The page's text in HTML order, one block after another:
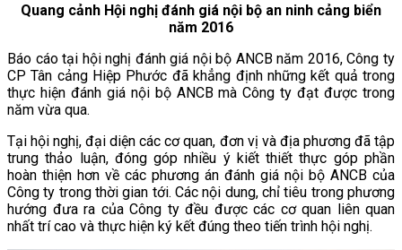
Quang cảnh Hội nghị đánh giá nội bộ an ninh cảng biển
năm 2016
Báo cáo tại hội nghị đánh giá nội bộ ANCB năm 2016, Công ty
CP Tân cảng Hiệp Phước đã khẳng định những kết quả trong
thực hiện đánh giá nội bộ ANCB mà Công ty đạt được trong
năm vừa qua.
Tại hội nghị, đại diện các cơ quan, đơn vị và địa phương đã tập
trung thảo luận, đóng góp nhiều ý kiết thiết thực góp phần
hoàn thiện hơn về các phương án đánh giá nội bộ ANCB của
Công ty trong thời gian tới. Các nội dung, chỉ tiêu trong phương
hướng đưa ra của Công ty đều được các cơ quan liên quan
nhất trí cao và thực hiện ký kết đúng theo tiến trình hội nghị.